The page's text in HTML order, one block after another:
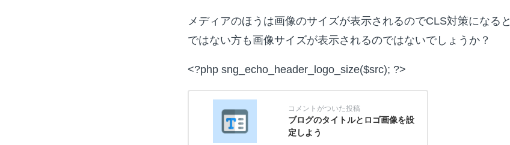
メディアのほうは画像のサイズが表示されるのでCLS対策になる
ではない方も画像サイズが表示されるのではないでしょうか？
<?php sng_echo_header_logo_size($src); ?>
ブログのタイトルとロゴ画像を設
定しよう